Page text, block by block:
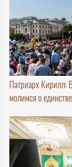
Патриарх Кирилл:
молимся о